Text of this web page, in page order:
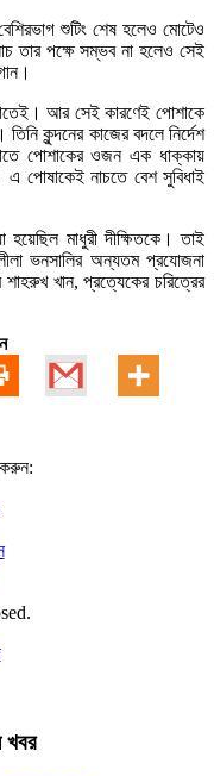
শুটিং শেষ হলেও মোটেও
তার পক্ষে সম্ভব না হলেও সেই
আর সেই কারণেই পোশাকে
কুন্দনের কাজের বদলে নির্দেশ
পোশাকের ওজন এক ধাক্কায়
পোষাকেই নাচতে বেশ সুবিধাই
হয়েছিল মাধুরী দীক্ষিতকে। তাই
ভনসালির অন্যতম প্রযোজনা
খান, প্রত্যেকের চরিত্রের
করুন:
খবর